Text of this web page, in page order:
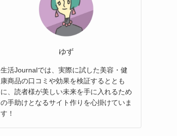
ゆず
生活Journalでは、実際に試した美容・健
康商品の口コミや効果を検証するととも
に、読者様が美しい未来を手に入れるため
の手助けとなるサイト作りを心掛けていま
す！